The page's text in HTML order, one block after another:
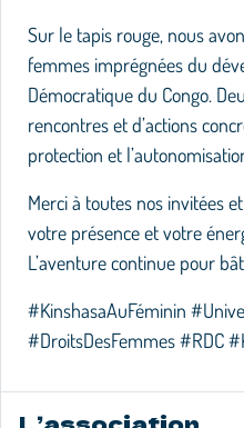
Sur le tapis rouge, nous
femmes imprégnées du
Démocratique du Congo.
rencontres et d’actions
protection et
Merci à toutes nos invitées
votre présence et votre
L’aventure continue pour
#KinshasaAuFéminin
#DroitsDesFemmes #RDC